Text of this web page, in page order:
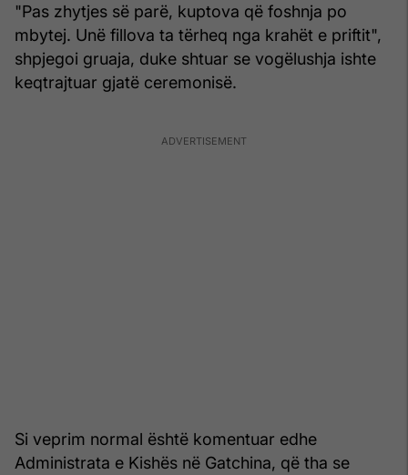
"Pas zhytjes së parë, kuptova që foshnja po
mbytej. Unë fillova ta tërheq nga krahët e priftit",
shpjegoi gruaja, duke shtuar se vogëlushja ishte
keqtrajtuar gjatë ceremonisë.
Si veprim normal është komentuar edhe
Administrata e Kishës në Gatchina, që tha se